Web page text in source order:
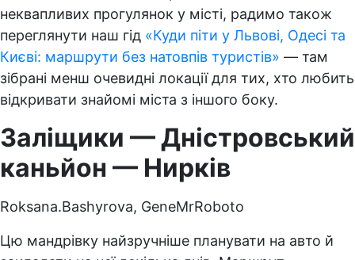
неквапливих прогулянок у місті, радимо також
переглянути наш гід «Куди піти у Львові, Одесі та
Києві: маршрути без натовпів туристів» — там
зібрані менш очевидні локації для тих, хто любить
відкривати знайомі міста з іншого боку.
Заліщики — Дністровський
каньйон — Нирків
Roksana.Bashyrova, GeneMrRoboto
Цю мандрівку найзручніше планувати на авто й